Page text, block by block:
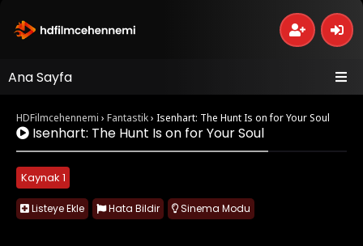
Ana Sayfa
HDFilmcehennemi › Fantastik› Isenhart: The Hunt Is on for Your Soul
Isenhart: The Hunt Is on for Your Soul
Kaynak 1
Listeye Ekle Hata Bildir Sinema Modu